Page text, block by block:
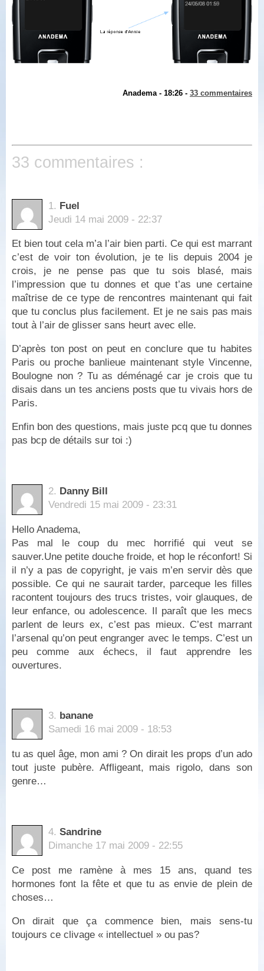
Anadema - 18:26 - 33 commentaires
33 commentaires :
1. Fuel
Jeudi 14 mai 2009 - 22:37
Et bien tout cela m’a l’air bien parti. Ce qui est marrant
c’est de voir ton évolution, je te lis depuis 2004 je
crois, je ne pense pas que tu sois blasé, mais
l’impression que tu donnes et que t’as une certaine
maîtrise de ce type de rencontres maintenant qui fait
que tu conclus plus facilement. Et je ne sais pas mais
tout à l’air de glisser sans heurt avec elle.
D’après ton post on peut en conclure que tu habites
Paris ou proche banlieue maintenant style Vincenne,
Boulogne non ? Tu as déménagé car je crois que tu
disais dans un tes anciens posts que tu vivais hors de
Paris.
Enfin bon des questions, mais juste pcq que tu donnes
pas bcp de détails sur toi :)
2. Danny Bill
Vendredi 15 mai 2009 - 23:31
Hello Anadema,
Pas mal le coup du mec horrifié qui veut se
sauver.Une petite douche froide, et hop le réconfort! Si
il n’y a pas de copyright, je vais m’en servir dès que
possible. Ce qui ne saurait tarder, parceque les filles
racontent toujours des trucs tristes, voir glauques, de
leur enfance, ou adolescence. Il paraît que les mecs
parlent de leurs ex, c’est pas mieux. C’est marrant
l’arsenal qu’on peut engranger avec le temps. C’est un
peu comme aux échecs, il faut apprendre les
ouvertures.
3. banane
Samedi 16 mai 2009 - 18:53
tu as quel âge, mon ami ? On dirait les props d’un ado
tout juste pubère. Affligeant, mais rigolo, dans son
genre…
4. Sandrine
Dimanche 17 mai 2009 - 22:55
Ce post me ramène à mes 15 ans, quand tes
hormones font la fête et que tu as envie de plein de
choses…
On dirait que ça commence bien, mais sens-tu
toujours ce clivage « intellectuel » ou pas?